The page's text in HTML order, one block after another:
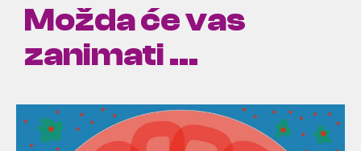
Možda će vas
zanimati ...